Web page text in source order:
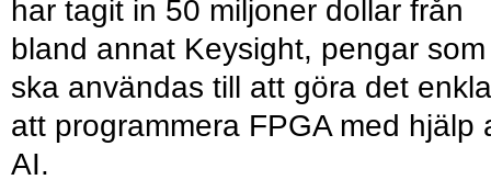
har tagit in 50 miljoner dollar från
bland annat Keysight, pengar som
ska användas till att göra det
att programmera FPGA med hjälp
AI.